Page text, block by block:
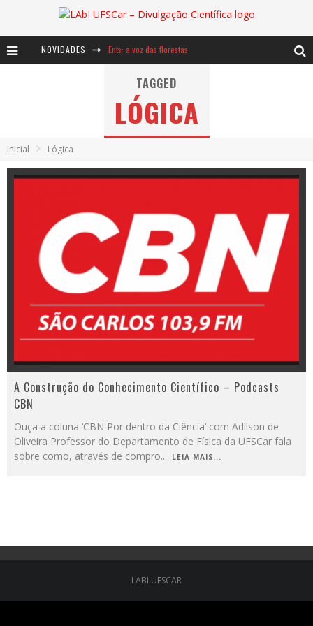
NOVIDADES Ents: a voz das florestas
Notáveis: Bertha Lutz
TAGGED
LÓGICA
Inicial Lógica
A Construção do Conhecimento Científico – Podcasts
CBN
Ouça a coluna ‘CBN Por dentro da Ciência’ com Adilson de
Oliveira Professor do Departamento de Física da UFSCar fala
sobre como, através de compro... LEIA MAIS...
LABI UFSCAR